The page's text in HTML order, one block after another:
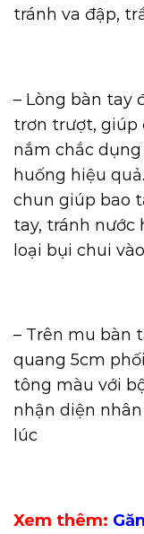
tránh va đập,
– Lòng bàn tay
trơn trượt, giúp
nắm chắc
huống hiệu
chun giúp bao
tay, tránh nước
loại bụi chui
– Trên mu bàn
quang 5cm
tông màu với
nhận diện
lúc
Xem thêm: